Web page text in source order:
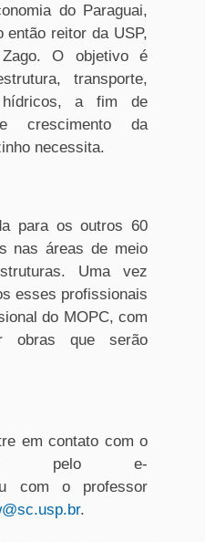
do Paraguai,
então reitor da USP,
O objetivo é
transporte,
hídricos, a fim de
crescimento da
necessita.
para os outros 60
nas áreas de meio
Uma vez
esses profissionais
do MOPC, com
obras que serão
em contato com o
pelo e-
com o professor
.